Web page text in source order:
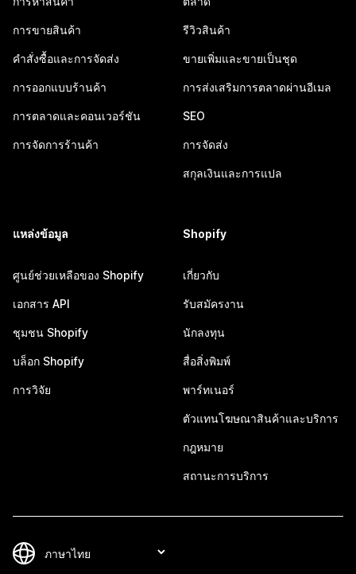
การขายสินค้า
คำสั่งซื้อและการจัดส่ง
การออกแบบร้านค้า
การตลาดและคอนเวอร์ชัน
การจัดการร้านค้า
รีวิวสินค้า
ขายเพิ่มและขายเป็นชุด
การส่งเสริมการตลาดผ่านอีเมล
SEO
การจัดส่ง
สกุลเงินและการแปล
แหล่งข้อมูล
ศูนย์ช่วยเหลือของ Shopify
เอกสาร API
ชุมชน Shopify
บล็อก Shopify
การวิจัย
Shopify
เกี่ยวกับ
รับสมัครงาน
นักลงทุน
สื่อสิ่งพิมพ์
พาร์ทเนอร์
ตัวแทนโฆษณาสินค้าและบริการ
กฎหมาย
สถานะการบริการ